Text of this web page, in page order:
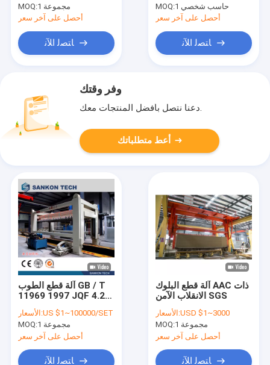
MOQ:
1 مجموعة
أحصل على آخر سعر
ﺎﺘﺼﻟ ﺍﻶﻧ
MOQ:
حاسب شخصي 1
أحصل على آخر سعر
ﺎﺘﺼﻟ ﺍﻶﻧ
وفر وقتك
دعنا نتصل بأفضل المنتجات معك.
أعط متطلباتك
آلة قطع الطوب GB / T
11969 1997 JQF 4.2M
AAC
الأسعار:US $1~100000/SET
MOQ:
1 مجموعة
أحصل على آخر سعر
ﺎﺘﺼﻟ ﺍﻶﻧ
آلة قطع البلوك AAC ذات
الانقلاب الآمن SGS
الأسعار:USD $1~3000
MOQ:
1 مجموعة
أحصل على آخر سعر
ﺎﺘﺼﻟ ﺍﻶﻧ